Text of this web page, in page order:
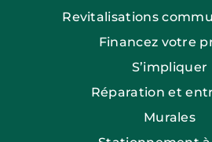
Revitalisations
Financez votre
S’impliquer
Réparation et
Murales